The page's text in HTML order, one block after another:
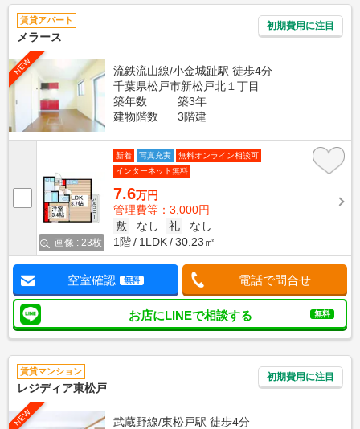
賃貸アパート
メラース
初期費用に注目
NEW
流鉄流山線/小金城趾駅 徒歩4分
千葉県松戸市新松戸北１丁目
築年数
築3年
建物階数
3階建
画像 : 23枚
新着 写真充実
無料オンライン相談可
インターネット無料
7.6万円
管理費等：3,000円
敷
なし 礼
なし
1階
1LDK 30.23㎡
空室確認 無料 電話で問合せ
お店にLINEで相談する 無料
賃貸マンション
レジディア東松戸
初期費用に注目
NEW
武蔵野線/東松戸駅 徒歩4分